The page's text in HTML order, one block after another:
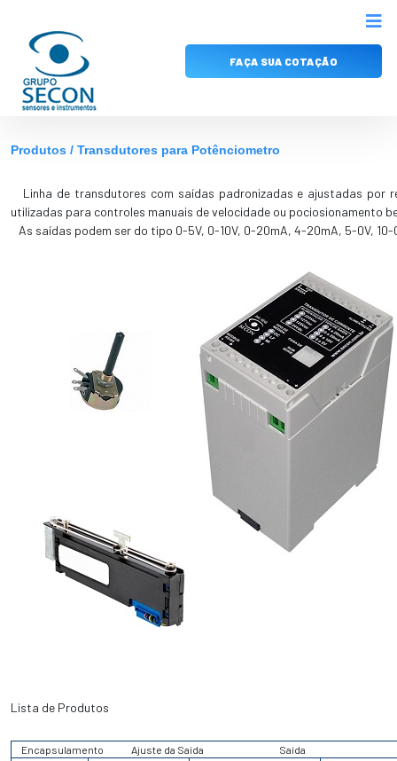
FAÇA SUA COTAÇÃO
Produtos / Transdutores para Potênciometro
Linha de transdutores com saídas padronizadas e ajustadas por
utilizadas para controles manuais de velocidade ou pociosionamento
As saídas podem ser do tipo 0-5V, 0-10V, 0-20mA, 4-20mA, 5-0V,
Lista de Produtos
Encapsulamento Ajuste da Saída Saída